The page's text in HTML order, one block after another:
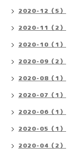
2020-12（5）
2020-11（2）
2020-10（1）
2020-09（2）
2020-08（1）
2020-07（1）
2020-06（1）
2020-05（1）
2020-04（2）